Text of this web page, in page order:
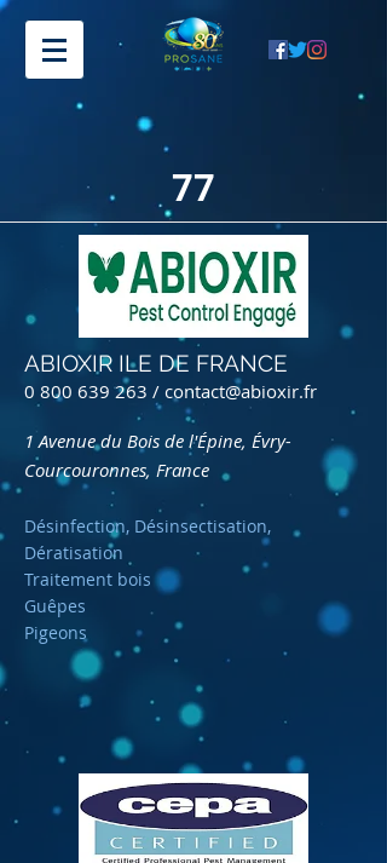
77
ABIOXIR ILE DE FRANCE
0 800 639 263 / contact@abioxir.fr
1 Avenue du Bois de l'Épine, Évry-
Courcouronnes, France
Désinfection, Désinsectisation,
Dératisation
Traitement bois
Guêpes
Pigeons